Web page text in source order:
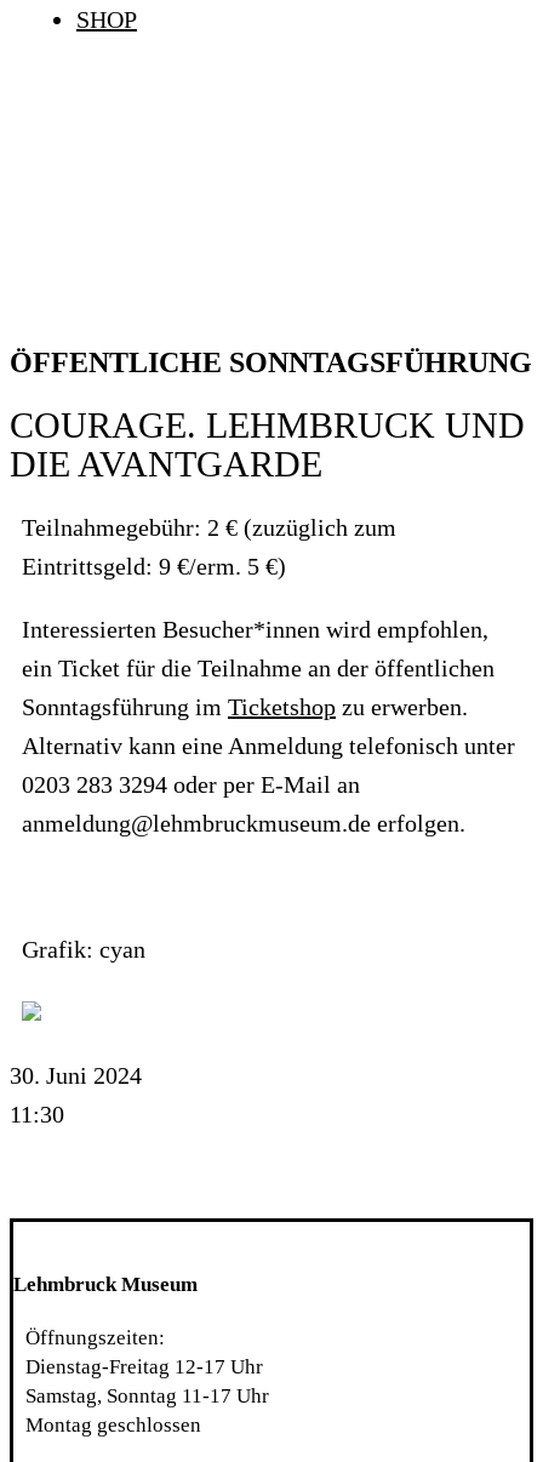
SHOP
ÖFFENTLICHE SONNTAGSFÜHRUNG
COURAGE. LEHMBRUCK UND
DIE AVANTGARDE
Teilnahmegebühr: 2 € (zuzüglich zum
Eintrittsgeld: 9 €/erm. 5 €)
Interessierten Besucher*innen wird empfohlen,
ein Ticket für die Teilnahme an der öffentlichen
Sonntagsführung im Ticketshop zu erwerben.
Alternativ kann eine Anmeldung telefonisch unter
0203 283 3294 oder per E-Mail an
anmeldung@lehmbruckmuseum.de erfolgen.
Grafik: cyan
30. Juni 2024
11:30
Lehmbruck Museum
Öffnungszeiten:
Dienstag-Freitag 12-17 Uhr
Samstag, Sonntag 11-17 Uhr
Montag geschlossen